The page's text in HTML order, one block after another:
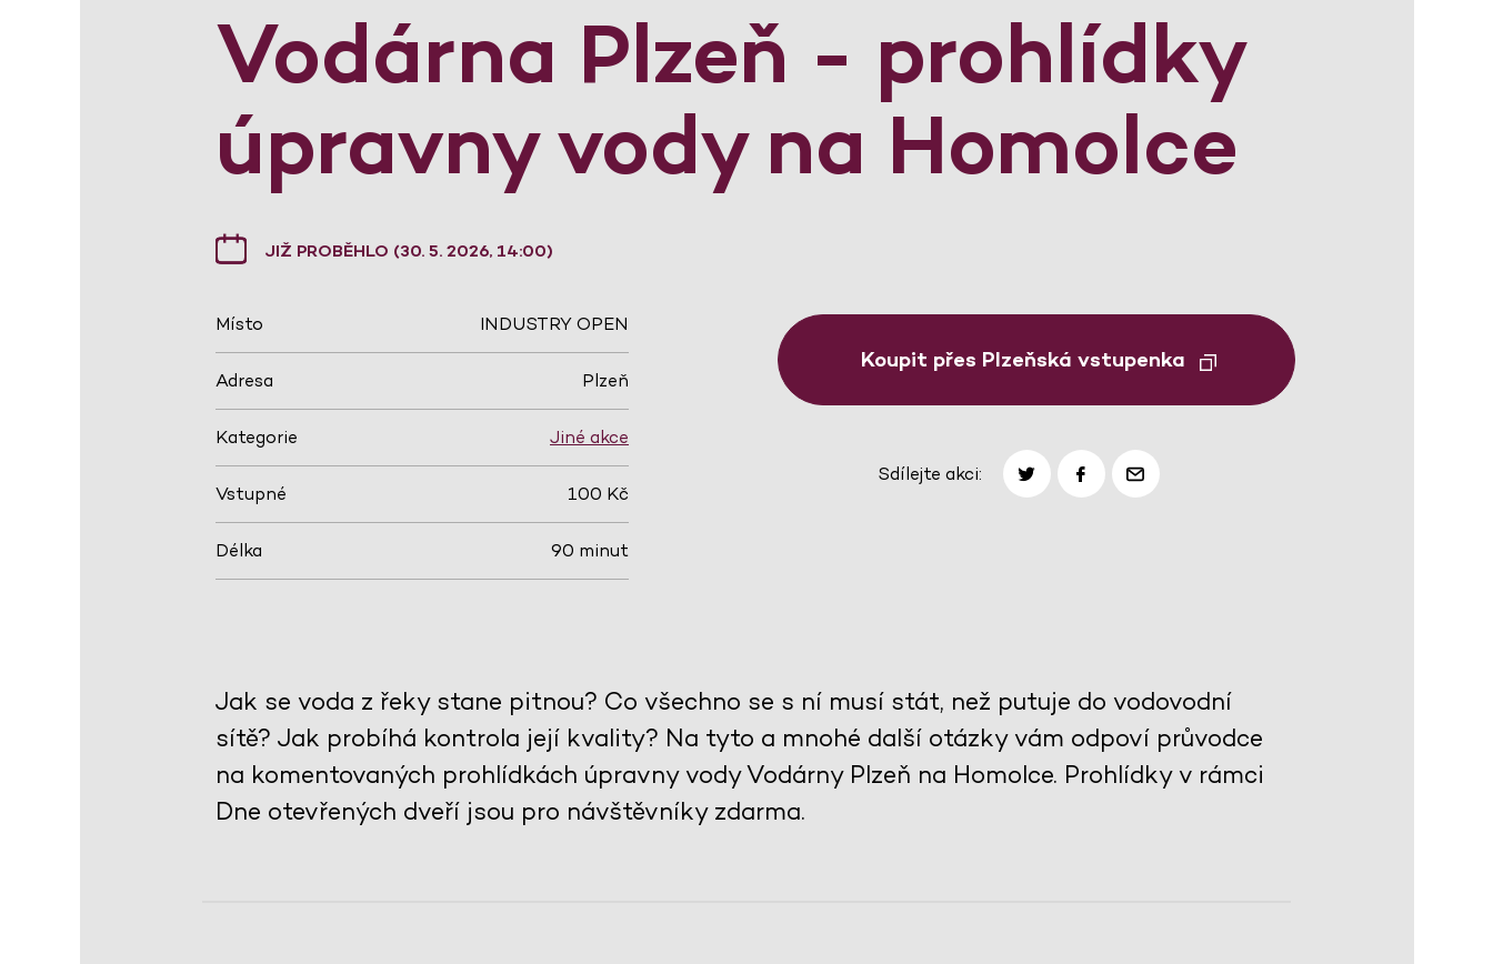
Vodárna Plzeň - prohlídky
úpravny vody na Homolce
JIŽ PROBĚHLO (30. 5. 2026, 14:00)
Místo INDUSTRY OPEN
Adresa Plzeň
Kategorie Jiné akce
Vstupné 100 Kč
Délka 90 minut
Koupit přes Plzeňská vstupenka
Sdílejte akci:
Jak se voda z řeky stane pitnou? Co všechno se s ní musí stát, než putuje do vodovodní
sítě? Jak probíhá kontrola její kvality? Na tyto a mnohé další otázky vám odpoví průvodce
na komentovaných prohlídkách úpravny vody Vodárny Plzeň na Homolce. Prohlídky v rámci
Dne otevřených dveří jsou pro návštěvníky zdarma.